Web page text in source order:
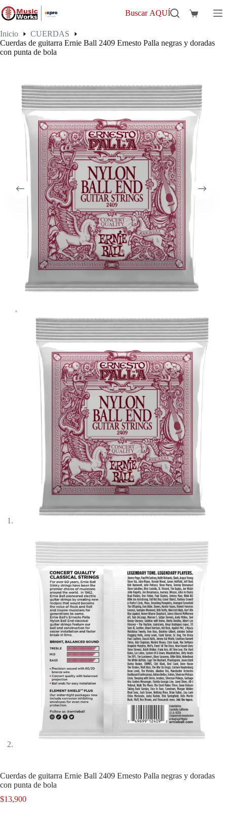
al
contenido
Buscar AQUÍ
Carro
Inicio
CUERDAS
Cuerdas de guitarra Ernie Ball 2409 Ernesto Palla negras y doradas
con punta de bola
Cuerdas de guitarra Ernie Ball 2409 Ernesto Palla negras y doradas
con punta de bola
$13,900